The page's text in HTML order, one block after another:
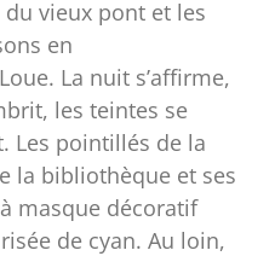
vieux pont et les
en
La nuit s’affirme,
les teintes se
Les pointillés de la
la bibliothèque et ses
masque décoratif
de cyan. Au loin,